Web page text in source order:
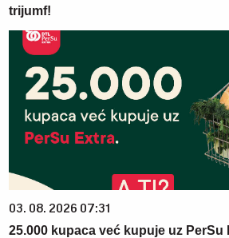
trijumf!
03. 08. 2026 07:31
25.000 kupaca već kupuje uz PerSu